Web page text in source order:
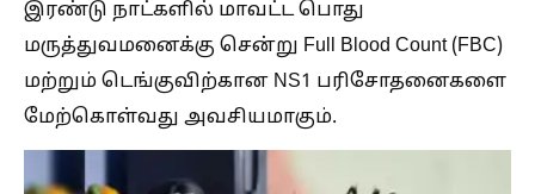
இரண்டு நாட்களில் மாவட்ட பொது
மருத்துவமனைக்கு சென்று Full Blood Count (FBC)
மற்றும் டெங்குவிற்கான NS1 பரிசோதனைகளை
மேற்கொள்வது அவசியமாகும்.